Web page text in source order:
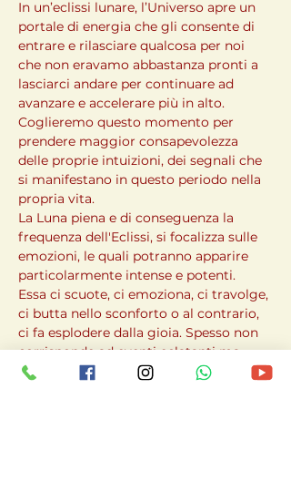
In un’eclissi lunare, l’Universo apre un
portale di energia che gli consente di
entrare e rilasciare qualcosa per noi
che non eravamo abbastanza pronti a
lasciarci andare per continuare ad
avanzare e accelerare più in alto.
Coglieremo questo momento per
prendere maggior consapevolezza
delle proprie intuizioni, dei segnali che
si manifestano in questo periodo nella
propria vita.
La Luna piena e di conseguenza la
frequenza dell'Eclissi, si focalizza sulle
emozioni, le quali potranno apparire
particolarmente intense e potenti.
Essa ci scuote, ci emoziona, ci travolge,
ci butta nello sconforto o al contrario,
ci fa esplodere dalla gioia. Spesso non
corrisponde ad eventi eclatanti ma
piuttosto a intuizioni fulminanti, a